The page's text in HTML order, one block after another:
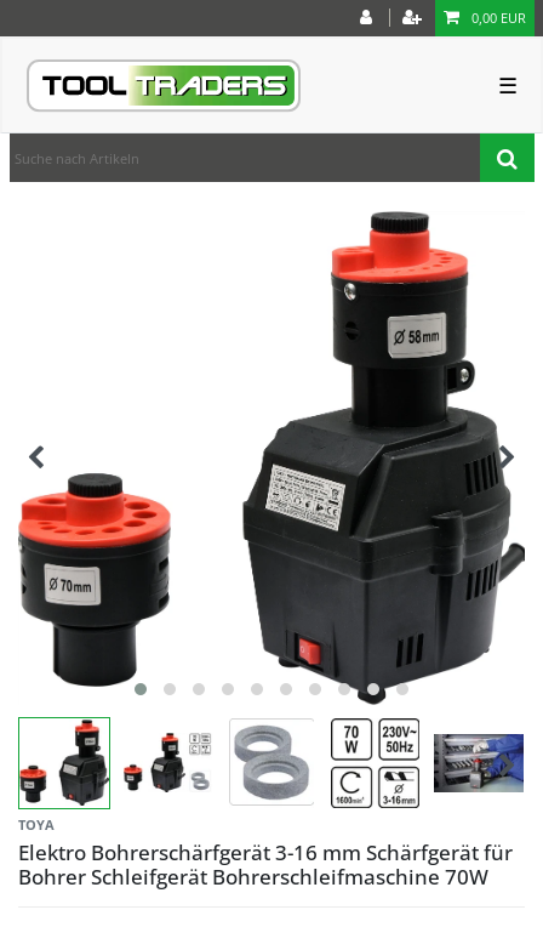
0,00 EUR
☰
TOYA
Elektro Bohrerschärfgerät 3-16 mm Schärfgerät für
Bohrer Schleifgerät Bohrerschleifmaschine 70W